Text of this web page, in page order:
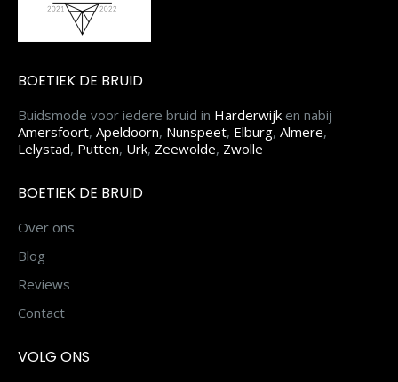
BOETIEK DE BRUID
Buidsmode voor iedere bruid in Harderwijk en nabij
Amersfoort, Apeldoorn, Nunspeet, Elburg, Almere,
Lelystad, Putten, Urk, Zeewolde, Zwolle
BOETIEK DE BRUID
Over ons
Blog
Reviews
Contact
VOLG ONS